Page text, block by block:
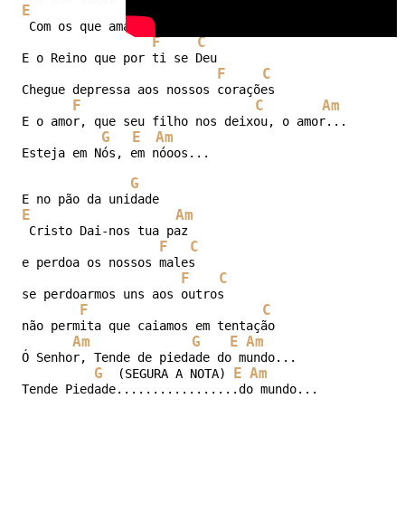
E
Com os que amam de Verdade
F C
E o Reino que por ti se Deu
F C
Chegue depressa aos nossos corações
F C Am
E o amor, que seu filho nos deixou, o amor...
G E Am
Esteja em Nós, em nóoos...
G
E Am
Cristo Dai-nos tua paz
F C
e perdoa os nossos males
F C
se perdoarmos uns aos outros
F C
não permita que caiamos em tentação
Am G E Am
Ó Senhor, Tende de piedade do mundo...
G
  (SEGURA A NOTA)
E Am
Tende Piedade.................do mundo...